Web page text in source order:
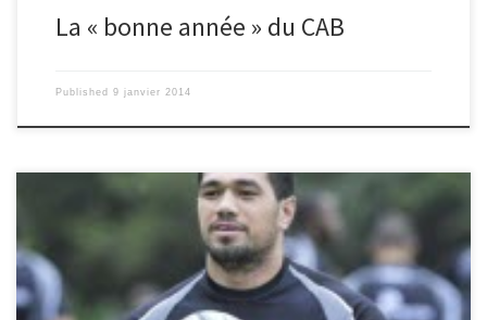
La « bonne année » du CAB
Published 9 janvier 2014
Alifeleti Mafi Né le 8 juin 1988 à Tongatapu (Tonga) 1m82 95 kg 3/4
aile ou arrière Parcours 2007-2008 Warathas / Sydney Fleet (9
matchs / 5 matchs 3 essais) 2008-2010 ACT Brumbies (6 matchs 1
essai) 2010-2013 Western Force (37 matchs 10 essais) International